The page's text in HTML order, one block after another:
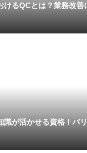
けるQCとは？業務改善
識が活かせる資格！バ